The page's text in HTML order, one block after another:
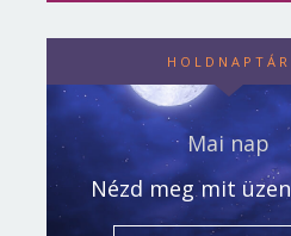
HOLDNAPTÁR
Mai nap
Nézd meg mit